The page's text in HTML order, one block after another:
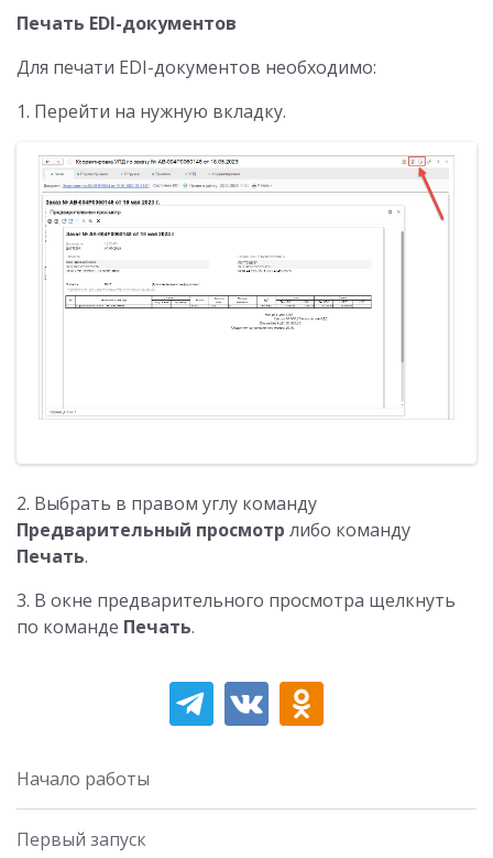
Печать EDI-документов
Для печати EDI-документов необходимо:
1. Перейти на нужную вкладку.
2. Выбрать в правом углу команду
Предварительный просмотр либо команду
Печать.
3. В окне предварительного просмотра щелкнуть
по команде Печать.
Начало работы
Первый запуск